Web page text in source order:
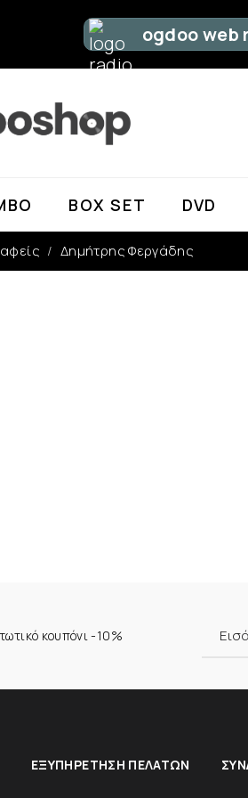
ogdoo web
BOX SET DVD
Δημήτρης Φεργάδης
κουπόνι -10%
ΕΞΥΠΗΡΈΤΗΣΗ ΠΕΛΑΤΏΝ